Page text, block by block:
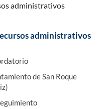
administrativos
administrativos
de San Roque